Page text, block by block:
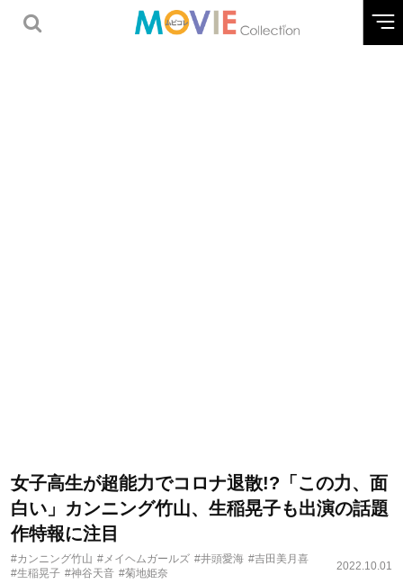
女子高生が超能力でコロナ退散!?「この力、面
白い」カンニング竹山、生稲晃子も出演の話題
作特報に注目
#カンニング竹山 #メイヘムガールズ #井頭愛海 #吉田美月喜
#生稲晃子 #神谷天音 #菊地姫奈
2022.10.01